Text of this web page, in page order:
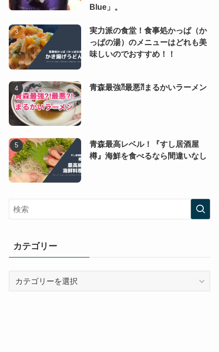
Blue」。
実力派の食堂！食事処かっぱ（か
っぱの湯）のメニューはどれも美
味しいのでおすすめ！！
青森最強⁈最悪⁈まるかいラーメン
青森最高レベル！『すし居酒屋
樽』海鮮を食べるなら間違いなし
カテゴリー